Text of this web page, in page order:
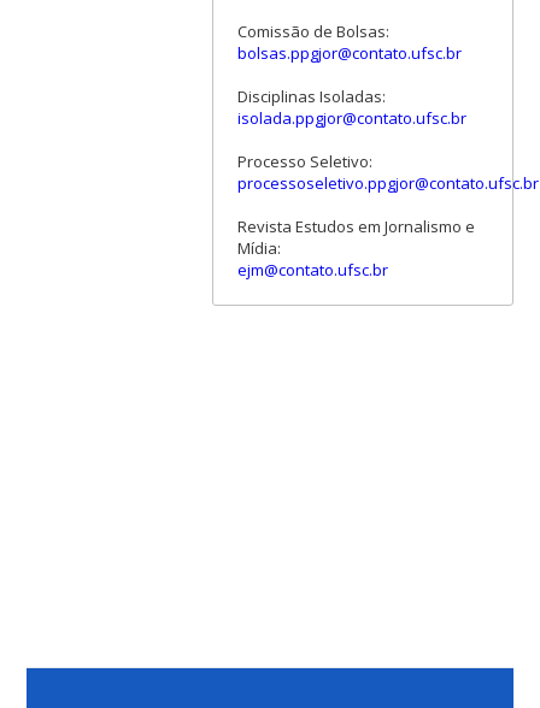
Comissão de Bolsas:
bolsas.ppgjor@contato.ufsc.br
Disciplinas Isoladas:
isolada.ppgjor@contato.ufsc.br
Processo Seletivo:
processoseletivo.ppgjor@contato.ufsc.br
Revista Estudos em Jornalismo e
Mídia:
ejm@contato.ufsc.br